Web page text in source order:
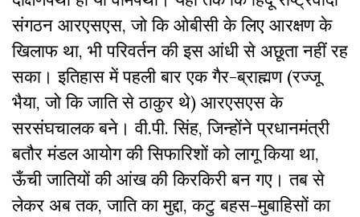
संगठन आरएसएस, जो कि ओबीसी के लिए आरक्षण के
खिलाफ था, भी परिवर्तन की इस आंधी से अछूता नहीं रह
सका। इतिहास में पहली बार एक गैर-ब्राह्मण (रज्जू
भैया, जो कि जाति से ठाकुर थे) आरएसएस के
सरसंघचालक बने। वी.पी. सिंह, जिन्होंने प्रधानमंत्री
बतौर मंडल आयोग की सिफारिशों को लागू किया था,
ऊँची जातियों की आंख की किरकिरी बन गए। तब से
लेकर अब तक, जाति का मुद्दा, कटु बहस-मुबाहिसों का